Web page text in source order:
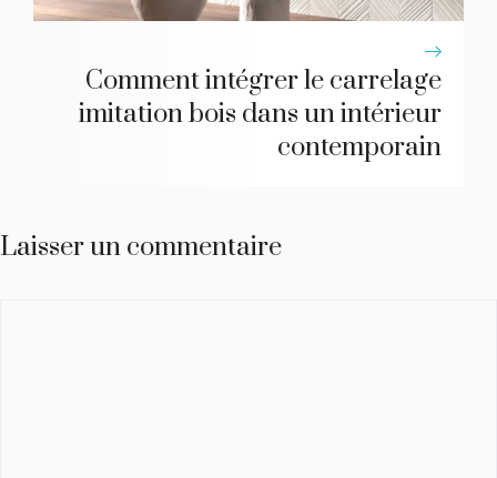
Comment intégrer le carrelage
imitation bois dans un intérieur
contemporain
Laisser un commentaire